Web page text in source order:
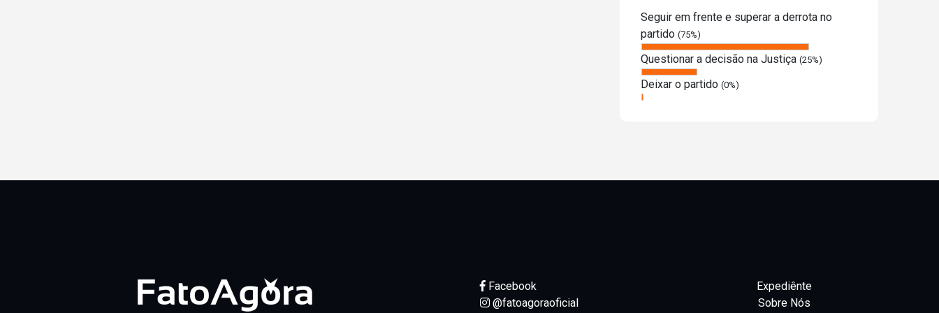
Seguir em frente e superar a derrota no
partido (75%)
Questionar a decisão na Justiça (25%)
Deixar o partido (0%)
Facebook
@fatoagoraoficial
Expediênte
Sobre Nós